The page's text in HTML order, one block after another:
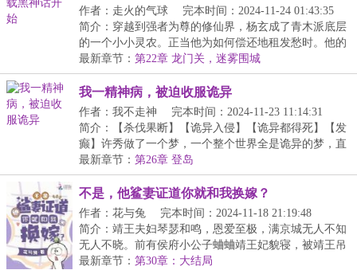
作者：走火的气球
完本时间：2024-11-24 01:43:35
简介：穿越到强者为尊的修仙界，杨玄成了青木派底层
的一个小小灵农。正当他为如何偿还地租发愁时。他的
脑...
最新章节： 第22章 龙门关，迷雾围城
我一精神病，被迫收服诡异
作者：我不走神
完本时间：2024-11-23 11:14:31
简介：【杀伐果断】【诡异入侵】【诡异都得死】【发
癫】许秀做了一个梦，一个整个世界全是诡异的梦，直
到...
最新章节： 第26章 登岛
不是，他鲨妻证道你就和我换嫁？
作者：花与兔
完本时间：2024-11-18 21:19:48
简介：靖王夫妇琴瑟和鸣，恩爱至极，满京城无人不知
无人不晓。前有侯府小公子蛐蛐靖王妃貌寝，被靖王吊
树...
最新章节： 第30章：大结局